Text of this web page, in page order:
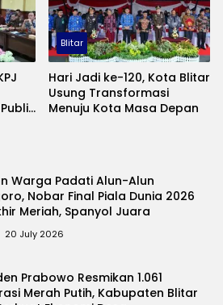
Blitar
Hari Jadi ke-120, Kota Blitar
Usung Transformasi
Menuju Kota Masa Depan
Warga Padati Alun-Alun
Nobar Final Piala Dunia 2026
Meriah, Spanyol Juara
20 July 2026
Prabowo Resmikan 1.061
Merah Putih, Kabupaten Blitar